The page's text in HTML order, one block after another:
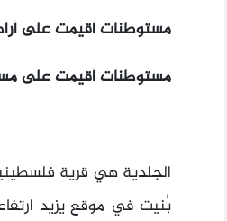
مستوطنات أقيمت على أراضي
مستوطنات أقيمت على مسطّح